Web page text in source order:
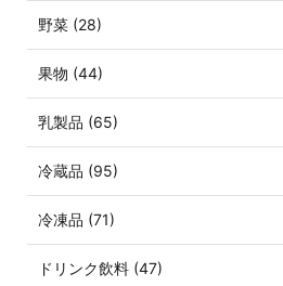
野菜 (28)
果物 (44)
乳製品 (65)
冷蔵品 (95)
冷凍品 (71)
ドリンク飲料 (47)